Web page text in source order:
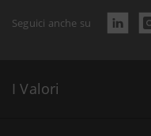
Seguici anche su
I Valori